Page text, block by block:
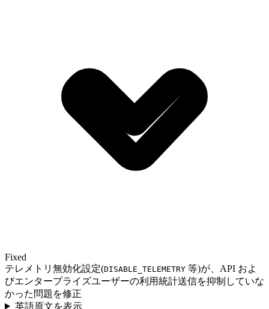
Fixed
テレメトリ無効化設定(DISABLE_TELEMETRY 等)が、API およ
びエンタープライズユーザーの利用統計送信を抑制していな
かった問題を修正
英語原文を表示